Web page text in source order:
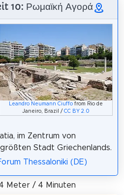
10: Ρωμαϊκή Αγορά
Leandro Neumann Ciuffo from Rio de
Janeiro, Brazil /CC BY 2.0
im Zentrum von
Stadt Griechenlands.
Thessaloniki (DE)
Meter / 4 Minuten